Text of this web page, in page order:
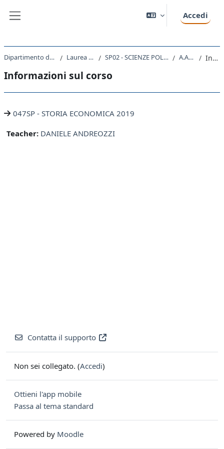
Accedi
Dipartimento di Scienze Politiche e Sociali Laurea triennale (DM270) SP02 - SCIENZE POLITICHE E DELL'AMMINISTRAZIONE A.A. 2019 - 2020 Introduzione
Informazioni sul corso
047SP - STORIA ECONOMICA 2019
Teacher: DANIELE ANDREOZZI
Contatta il supporto
Non sei collegato. (Accedi)
Ottieni l'app mobile
Passa al tema standard
Powered by Moodle